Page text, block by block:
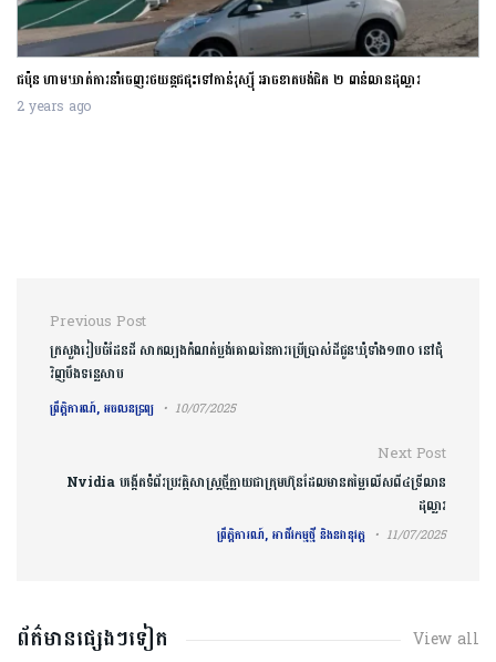
ជប៉ុន ហាមឃាត់ការនាំចេញរថយន្តជជុះទៅកាន់រុស្ស៊ី អាចខាតបង់ជិត ២ ពាន់លានដុល្លារ
2 years ago
Post navigation
Previous Post
ក្រសួងរៀបចំដែនដី សាកល្បងកំណត់ប្លង់គោលនៃការប្រើប្រាស់ដីជូនឃុំទាំង១៣០ នៅជុំ
វិញ​បឹង​ទន្លេសាប
ព្រឹត្តិការណ៍, អចលនទ្រព្យ 10/07/2025
Next Post
Nvidia បង្កើតទំព័រប្រវត្តិសាស្ត្រថ្មីក្លាយជាក្រុមហ៊ុនដែលមានតម្លៃលើសពី៤ទ្រីលាន
ដុល្លារ
ព្រឹត្តិការណ៍, អាជីវកម្មថ្មី និងនវានុវត្ត 11/07/2025
ព័ត៌មានផ្សេងៗទៀត View all